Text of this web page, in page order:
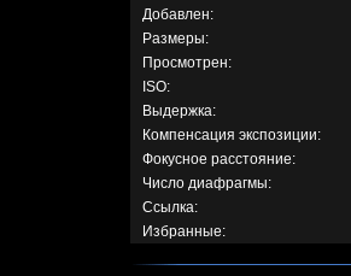
Добавлен:
Размеры:
Просмотрен:
ISO:
Выдержка:
Компенсация экспозиции:
Фокусное расстояние:
Число диафрагмы:
Ссылка:
Избранные: